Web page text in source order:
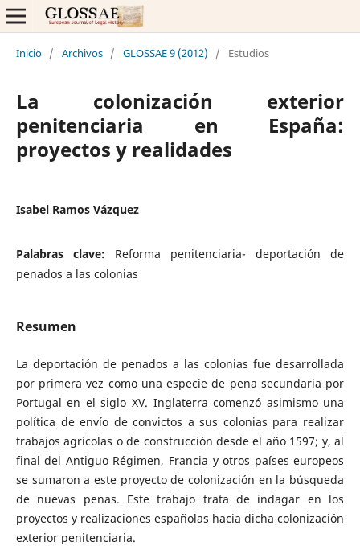
Inicio / Archivos / GLOSSAE 9 (2012) / Estudios
La colonización exterior
penitenciaria en España:
proyectos y realidades
Isabel Ramos Vázquez
Palabras clave: Reforma penitenciaria- deportación de
penados a las colonias
Resumen
La deportación de penados a las colonias fue desarrollada
por primera vez como una especie de pena secundaria por
Portugal en el siglo XV. Inglaterra comenzó asimismo una
política de envío de convictos a sus colonias para realizar
trabajos agrícolas o de construcción desde el año 1597; y, al
final del Antiguo Régimen, Francia y otros países europeos
se sumaron a este proyecto de colonización en la búsqueda
de nuevas penas. Este trabajo trata de indagar en los
proyectos y realizaciones españolas hacia dicha colonización
exterior penitenciaria.